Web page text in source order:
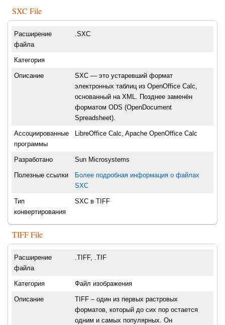
SXC File
Расширение
файла
.SXC
Категория
Описание
SXC — это устаревший формат
электронных таблиц из OpenOffice Calc,
основанный на XML. Позднее заменён
форматом ODS (OpenDocument
Spreadsheet).
Ассоциированные
программы
LibreOffice Calc, Apache OpenOffice Calc
Разработано Sun Microsystems
Полезные ссылки
Более подробная информация о файлах
SXC
Тип
конвертирования
SXC в TIFF
TIFF File
Расширение
файла
.TIFF, .TIF
Категория Файл изображения
Описание
TIFF – один из первых растровых
форматов, который до сих пор остается
одним и самых популярных. Он